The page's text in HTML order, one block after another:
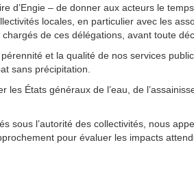
d’Engie – de donner aux acteurs le
locales, en particulier avec les
de ces délégations, avant toute
et la qualité de nos services
sans précipitation.
États généraux de l’eau, de
sous l’autorité des collectivités, nous
pour évaluer les impacts